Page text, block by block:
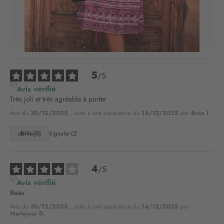
votre expérience positive ! Votre retour est précieux
pour nous et pour nos futurs clients.
Cordialement.
L’équipe Christine-Laure
5/5
Avis vérifié
Très joli et très agréable à porter
Avis du 30/12/2025 , suite à une expérience du 14/12/2025 par Bron I.
Utile(0) Signaler
4/5
Avis vérifié
Beau
Avis du 30/12/2025 , suite à une expérience du 14/12/2025 par
Mariejose D.
n
t
r
e
e
t
d
’
i
f
o